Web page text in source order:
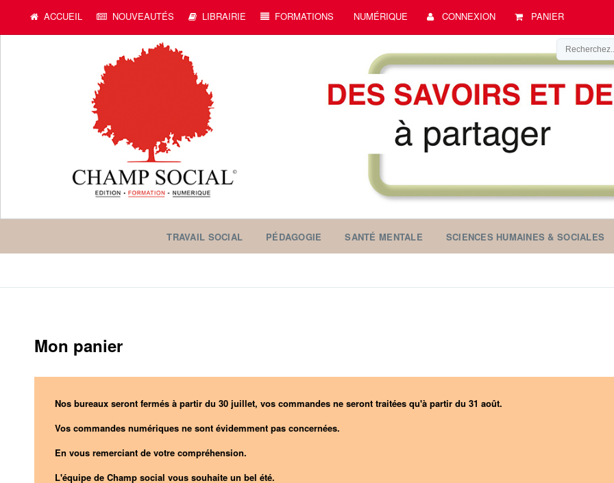
ACCUEIL NOUVEAUTÉS LIBRAIRIE FORMATIONS NUMÉRIQUE CONNEXION PANIER
TRAVAIL SOCIAL PÉDAGOGIE SANTÉ MENTALE SCIENCES HUMAINES & SOCIALES
Mon panier
Nos bureaux seront fermés à partir du 30 juillet, vos commandes ne seront traitées qu'à partir du 31 août.
Vos commandes numériques ne sont évidemment pas concernées.
En vous remerciant de votre compréhension.
L'équipe de Champ social vous souhaite un bel été.